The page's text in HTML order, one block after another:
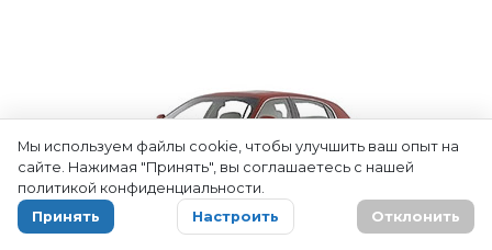
Мы используем файлы cookie, чтобы улучшить ваш опыт на
сайте. Нажимая "Принять", вы соглашаетесь с нашей
политикой конфиденциальности.
Принять
Настроить Отклонить